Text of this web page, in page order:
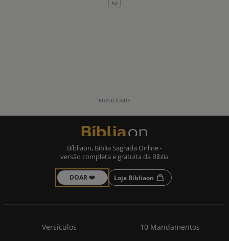
Bíbliaon, Bíblia Sagrada Online -
versão completa e gratuita da Bíblia
DOAR ❤️ Loja Bíbliaon
Versículos
10 Mandamentos